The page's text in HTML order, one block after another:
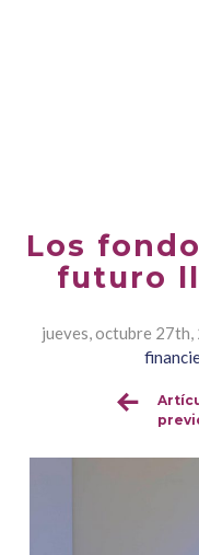
Los
futuro
jueves, octubre 27th,